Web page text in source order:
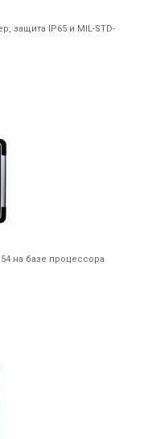
защита IP65 и MIL-STD-
на базе процессора